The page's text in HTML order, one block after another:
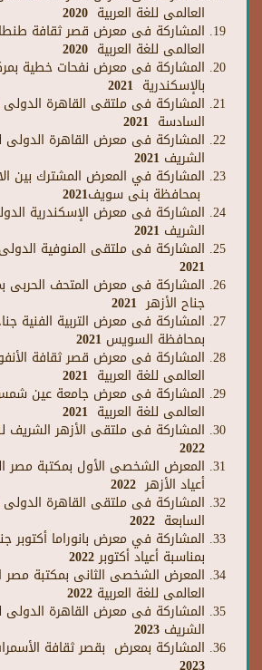
العالمى للغة العربية 2020
المشاركة فى معرض قصر ثقافة طنطا
العالمى للغة العربية 2020
المشاركة فى معرض نفحات خطية بمركز
بالإسكندرية 2021
المشاركة فى ملتقى القاهرة الدولى
السادسة 2021
المشاركة فى معرض القاهرة الدولى
الشريف 2021
المشاركة في المعرض المشترك بين
بمحافظة بنى سويف2021
المشاركة فى معرض الإسكندرية
الشريف 2021
المشاركة فى ملتقى المنوفية
2021
المشاركة فى معرض المتحف الحربى
جناح الأزهر 2021
المشاركة فى معرض التربية الفنية
بمحافظة السويس 2021
المشاركة فى معرض قصر ثقافة
العالمى للغة العربية 2021
المشاركة فى معرض جامعة عين شمس
العالمى للغة العربية 2021
المشاركة فى ملتقى الأزهر الشريف
2022
المعرض الشخصى الأول بمكتبة مصر
أعياد الأزهر 2022
المشاركة فى ملتقى القاهرة الدولى
السابعة 2022
المشاركة في معرض بانوراما أكتوبر
بمناسبة أعياد أكتوبر 2022
المعرض الشخصى الثانى بمكتبة مصر
العالمى للغة العربية 2022
المشاركة فى معرض القاهرة الدولى
الشريف 2023
المشاركة بمعرض بقصر ثقافة